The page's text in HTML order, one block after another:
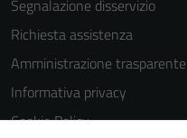
Segnalazione disservizio
Richiesta assistenza
Amministrazione trasparente
Informativa privacy
Cookie Policy